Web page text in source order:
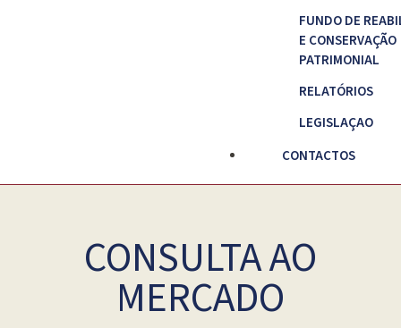
FUNDO DE
E CONSERVAÇÃO
PATRIMONIAL
RELATÓRIOS
LEGISLAÇAO
CONTACTOS
CONSULTA AO
MERCADO